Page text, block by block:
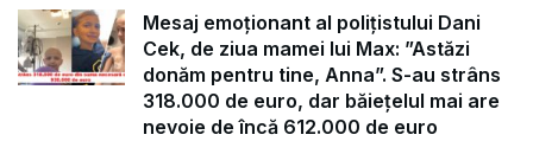
Mesaj emoționant al polițistului Dani
Cek, de ziua mamei lui Max: ”Astăzi
donăm pentru tine, Anna”. S-au strâns
318.000 de euro, dar băiețelul mai are
nevoie de încă 612.000 de euro